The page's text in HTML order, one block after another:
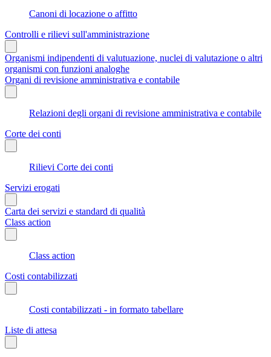
Canoni di locazione o affitto
Controlli e rilievi sull'amministrazione
Organismi indipendenti di valutuazione, nuclei di valutazione o altri
organismi con funzioni analoghe
Organi di revisione amministrativa e contabile
Relazioni degli organi di revisione amministrativa e contabile
Corte dei conti
Rilievi Corte dei conti
Servizi erogati
Carta dei servizi e standard di qualità
Class action
Class action
Costi contabilizzati
Costi contabilizzati - in formato tabellare
Liste di attesa